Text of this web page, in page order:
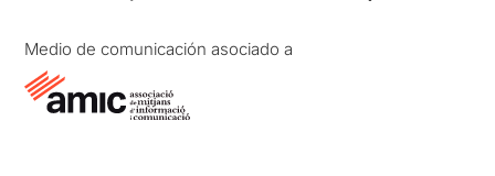
Medio de comunicación asociado a